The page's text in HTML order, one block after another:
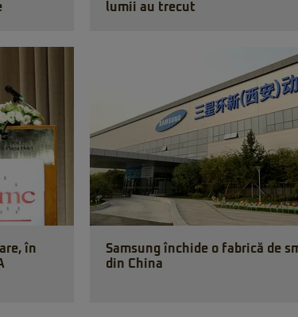
lumii au trecut
în
Samsung închide o fabrică de
din China